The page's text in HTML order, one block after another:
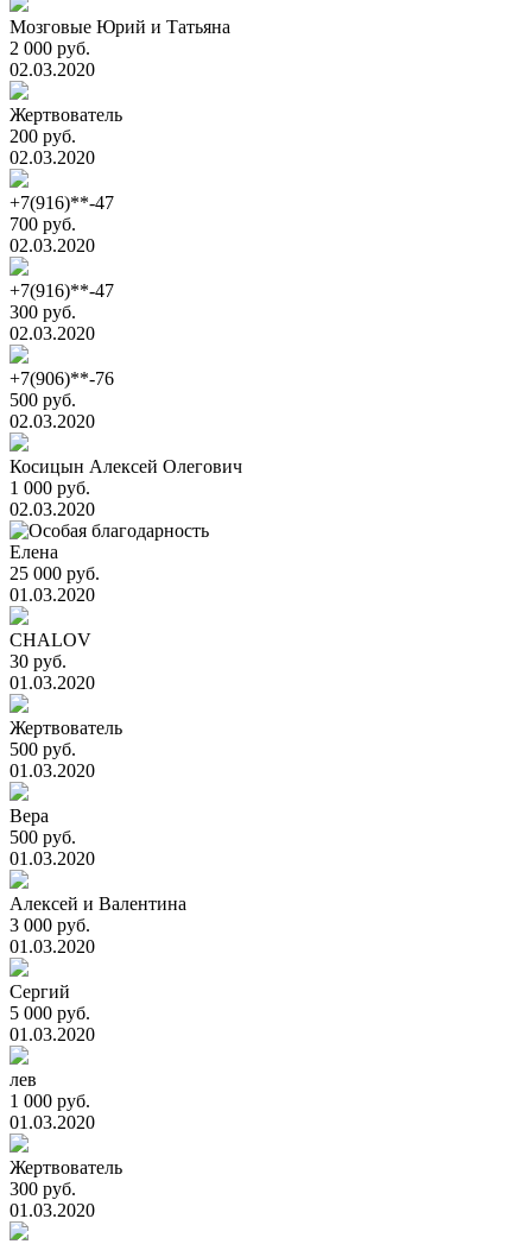
Мозговые Юрий и Татьяна
2 000 руб.
02.03.2020
Жертвователь
200 руб.
02.03.2020
+7(916)**-47
700 руб.
02.03.2020
+7(916)**-47
300 руб.
02.03.2020
+7(906)**-76
500 руб.
02.03.2020
Косицын Алексей Олегович
1 000 руб.
02.03.2020
Елена
25 000 руб.
01.03.2020
CHALOV
30 руб.
01.03.2020
Жертвователь
500 руб.
01.03.2020
Вера
500 руб.
01.03.2020
Алексей и Валентина
3 000 руб.
01.03.2020
Сергий
5 000 руб.
01.03.2020
лев
1 000 руб.
01.03.2020
Жертвователь
300 руб.
01.03.2020